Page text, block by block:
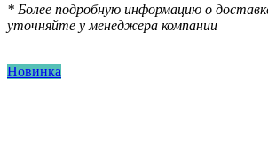
* Более подробную информацию о
уточняйте у менеджера компании
Новинка